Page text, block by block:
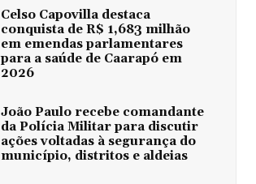
Celso Capovilla destaca
conquista de R$ 1,683 milhão
em emendas parlamentares
para a saúde de Caarapó em
2026
João Paulo recebe comandante
da Polícia Militar para discutir
ações voltadas à segurança do
município, distritos e aldeias